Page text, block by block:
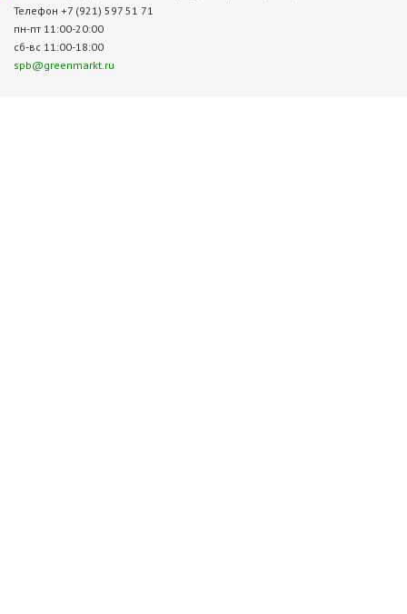
Телефон +7 (921) 597 51 71
пн-пт 11:00-20:00
сб-вс 11:00-18:00
spb@greenmarkt.ru